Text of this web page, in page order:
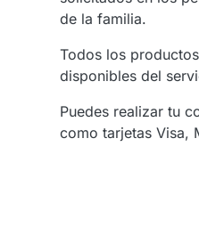
de la familia.
Todos los
disponibles del
Puedes realizar tu
como tarjetas Visa,